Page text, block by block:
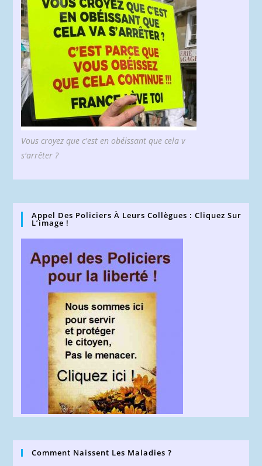
Vous croyez que c'est en obéissant que cela v
s'arrêter ?
Appel Des Policiers À Leurs Collègues : Cliquez Sur
L’image !
Comment Naissent Les Maladies ?